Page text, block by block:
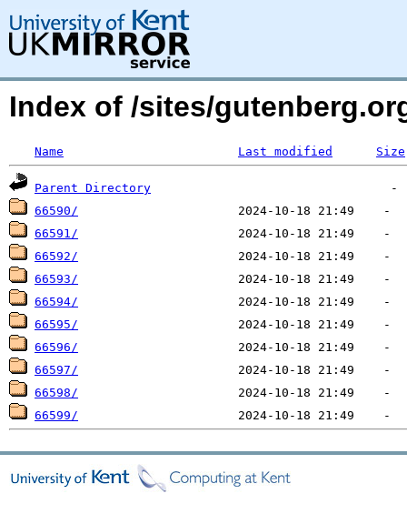
Index of /sites/
Name Last modified Size
Parent Directory
66590/
66591/
66592/
66593/
66594/
66595/
66596/
66597/
66598/
66599/